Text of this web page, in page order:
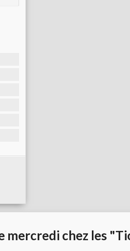
mercredi chez les